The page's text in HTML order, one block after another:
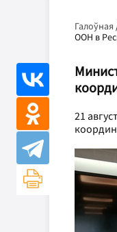
Галоўная
ООН в
21